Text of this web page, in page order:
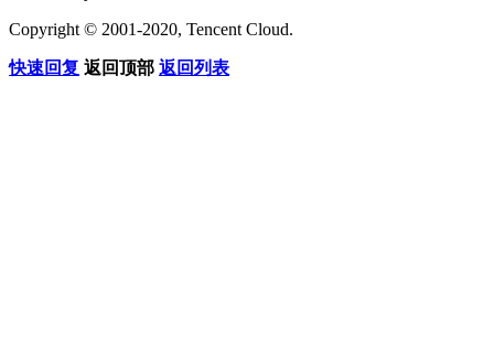
Copyright © 2001-2020, Tencent Cloud.
快速回复 返回顶部 返回列表